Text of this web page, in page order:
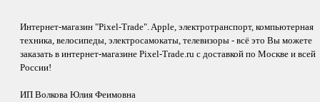
Интернет-магазин "Pixel-Trade". Apple, электротранспорт, компьютерная
техника, велосипеды, электросамокаты, телевизоры - всё это Вы можете
заказать в интернет-магазине Pixel-Trade.ru с доставкой по Москве и всей
России!
ИП Волкова Юлия Феимовна